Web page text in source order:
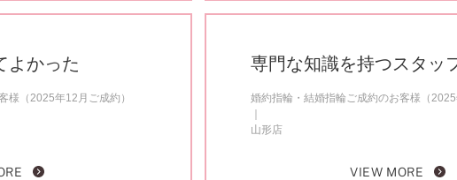
よかった
様（2025年12月ご成約）
専門な知識を持つスタッ
婚約指輪・結婚指輪ご成約のお客様（2025
山形店
VIEW MORE